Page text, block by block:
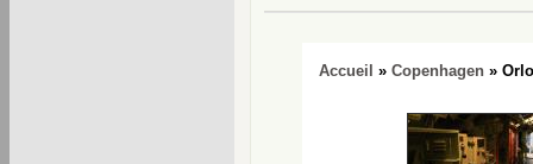
Accueil » Copenhagen »